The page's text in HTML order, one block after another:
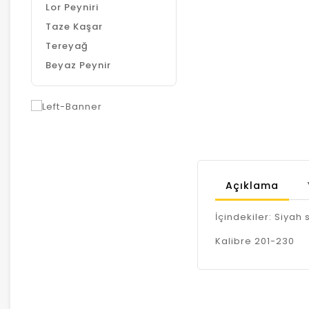
Lor Peyniri
Taze Kaşar
Tereyağ
Beyaz Peynir
Açıklama
İçindekiler: Siyah
Kalibre 201-230